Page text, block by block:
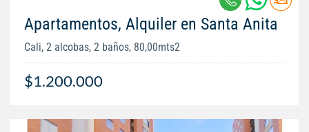
Apartamentos, Alquiler en Santa Anita
Cali, 2 alcobas, 2 baños, 80,00mts2
$1.200.000